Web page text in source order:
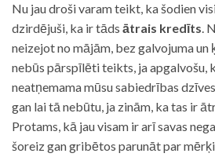
Nu jau droši varam teikt, ka šodien
dzirdējuši, ka ir tāds ātrais kredīts.
neizejot no mājām, bez galvojuma un
nebūs pārspīlēti teikts, ja apgalvošu,
neatņemama mūsu sabiedrības
gan lai tā nebūtu, ja zinām, ka tas ir
Protams, kā jau visam ir arī savas
šoreiz gan gribētos parunāt par